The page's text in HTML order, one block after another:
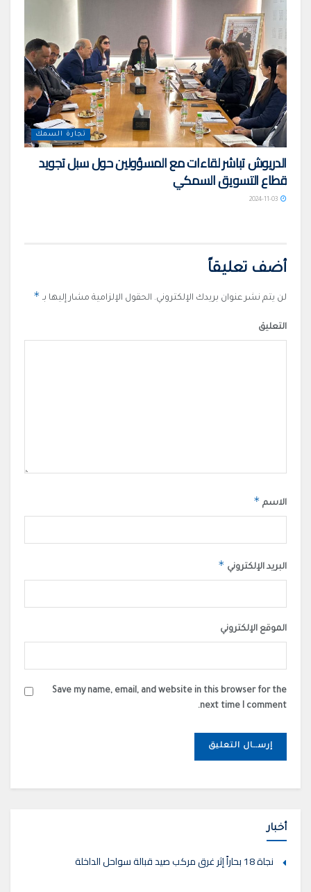
تجارة السمك
الدريوش تباشر لقاءات مع المسؤولين حول سبل تجويد
قطاع التسويق السمكي
أضف تعليقاً
لن يتم نشر عنوان بريدك الإلكتروني. الحقول الإلزامية مشار إليها بـ *
التعليق
الاسم *
البريد الإلكتروني *
الموقع الإلكتروني
Save my name, email, and website in this browser for the
next time I comment.
أخبار
نجاة 18 بحاراً إثر غرق مركب صيد قبالة سواحل الداخلة